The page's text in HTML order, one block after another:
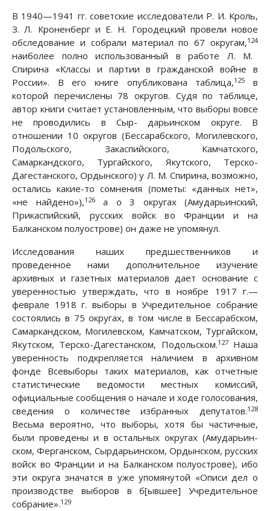
В 1940—1941 гг. советские исследователи Р. И. Кроль,
З.Л. Кроненберг и Е. Н. Городецкий провели новое
обследование и собрали материал по 67 округам,124
наиболее полно использованный в работе Л. М.
Спирина «Классы и партии в гражданской войне в
России». В его книге опубликована таблица,125
в
которой перечислены 78 округов. Судя по таблице,
автор книги считает установленным, что выборы вовсе
не проводились в Сыр- дарьинском округе. В
отношении 10 округов (Бессарабского, Могилевского,
Подольского, Закаспийского, Камчатского,
Самаркандского, Тургайского, Якутского, Терско-
Дагестанского, Ордынского) у Л. М. Спирина, возможно,
остались какие-то сомнения (пометы: «данных нет»,
«не найдено»),126а о 3 округах (Амударьинский,
Прикаспийский, русских войск во Франции и на
Балканском полуострове) он даже не упомянул.
Исследования наших предшественников и
проведенное нами дополнительное изучение
архивных и газетных материалов дает основание с
уверенностью утверждать, что в ноябре 1917 г.—
феврале 1918 г. выборы в Учредительное собрание
состоялись в 75 округах, в том числе в Бессарабском,
Самаркандском, Могилевском, Камчатском, Тургайском,
Якутском, Терско-Дагестанском, Подольском.127Наша
уверенность подкрепляется наличием в архивном
фонде Всевыборы таких материалов, как отчетные
статистические ведомости местных комиссий,
официальные сообщения о начале и ходе голосования,
сведения о количестве избранных депутатов.128
Весьма вероятно, что выборы, хотя бы частичные,
были проведены и в остальных округах (Амударьин-
ском, Ферганском, Сырдарьинском, Ордынском, русских
войск во Франции и на Балканском полуострове), ибо
эти округа значатся в уже упомянутой «Описи дел о
производстве выборов в б[ывшее] Учредительное
собрание».129